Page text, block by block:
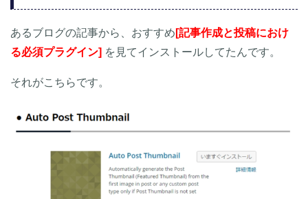
あるブログの記事から、おすすめ [記事作成と投稿におけ
る必須プラグイン] を見てインストールしてたんです。
それがこちらです。